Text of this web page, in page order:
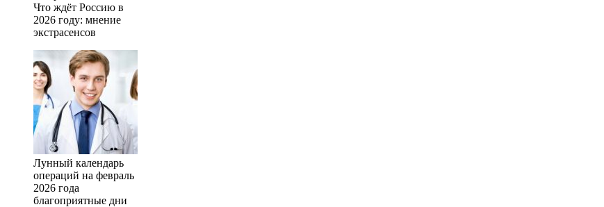
Что ждёт Россию в
2026 году: мнение
экстрасенсов
Лунный календарь
операций на февраль
2026 года
благоприятные дни